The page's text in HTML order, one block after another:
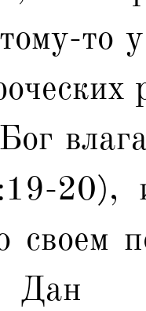
то
20),
своем
Дан